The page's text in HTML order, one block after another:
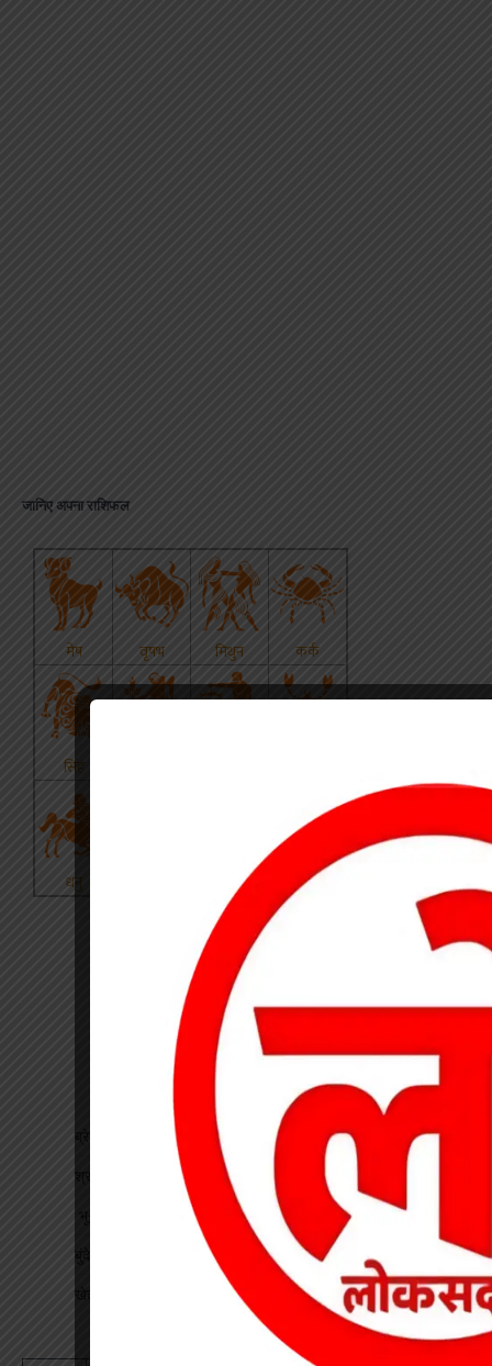
जानिए अपना राशिफल
ब्रेकिंग : खेत में विवाद के बाद महिला की संदिग्ध मौत, पति फरार
श्रद्धा पेट्रोल पंप तिवारता में पुलिस का छापा गड़बड़ी की आशंका
भू-प्रभावित युवाओं को रोजगार देने की मांग, महाप्रबंधक को सौंपा ज्ञापन
बुंदेली-सुतर्रा मार्ग की बदहाली पर चक्काजाम, चार घंटे थमे वाहनों के पहिए
खेत में काम कर रहे किसान पर गिरी गाज, मौत
August 2026